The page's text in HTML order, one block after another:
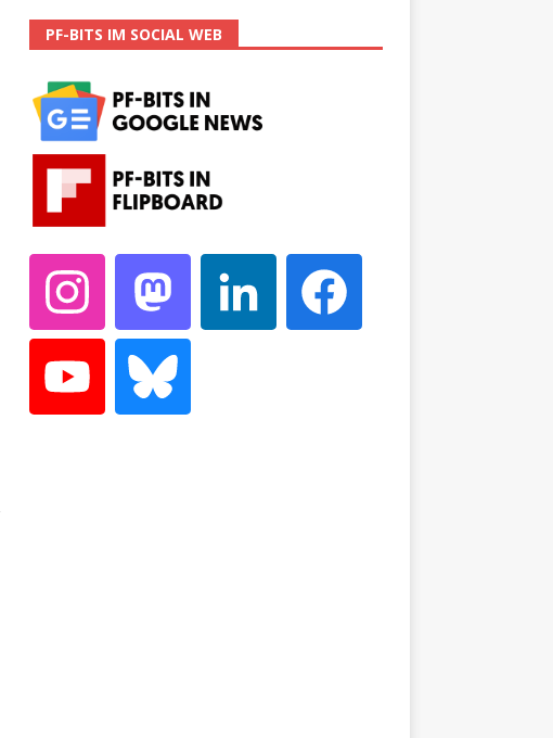
PF-BITS IM SOCIAL WEB